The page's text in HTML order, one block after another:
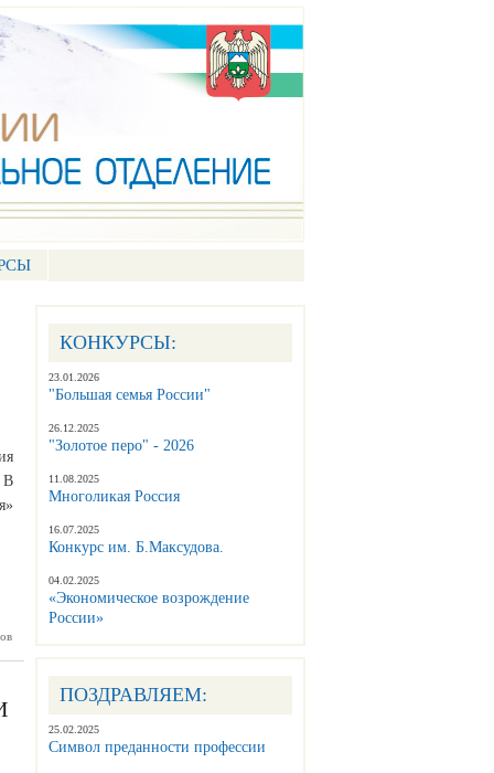
КОНКУРСЫ:
23.01.2026
"Большая семья России"
26.12.2025
"Золотое перо" - 2026
11.08.2025
Многоликая Россия
16.07.2025
Конкурс им. Б.Максудова.
04.02.2025
«Экономическое возрождение
России»
ПОЗДРАВЛЯЕМ:
25.02.2025
Символ преданности профессии
В